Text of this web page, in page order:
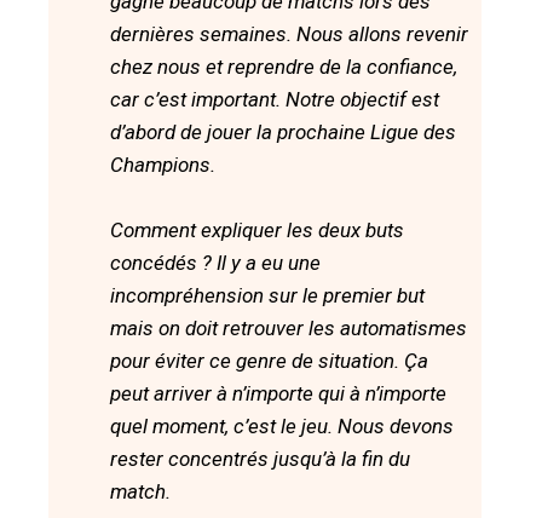
dernières semaines. Nous allons revenir
chez nous et reprendre de la confiance,
car c’est important. Notre objectif est
d’abord de jouer la prochaine Ligue des
Champions.
Comment expliquer les deux buts
concédés ? Il y a eu une
incompréhension sur le premier but
mais on doit retrouver les automatismes
pour éviter ce genre de situation. Ça
peut arriver à n’importe qui à n’importe
quel moment, c’est le jeu. Nous devons
rester concentrés jusqu’à la fin du
match.